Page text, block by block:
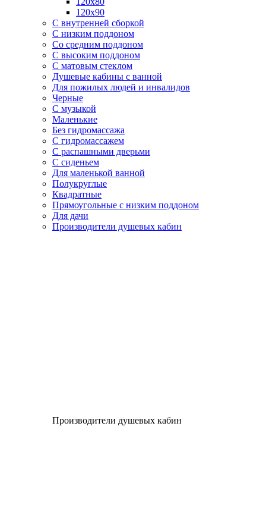
120х90
С внутренней сборкой
C низким поддоном
Со средним поддоном
С высоким поддоном
С матовым стеклом
Душевые кабины с ванной
Для пожилых людей и инвалидов
Черные
С музыкой
Маленькие
Без гидромассажа
С гидромассажем
С распашными дверьми
С сиденьем
Для маленькой ванной
Полукруглые
Квадратные
Прямоугольные с низким поддоном
Для дачи
Производители душевых кабин
Производители душевых кабин